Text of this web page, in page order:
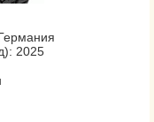
2025